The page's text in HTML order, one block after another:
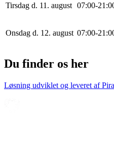
Tirsdag d. 11. august 07:00-21 :0
Onsdag d. 12. august 07:00-21 :0
Du finder os her
Løsning udviklet og leveret af